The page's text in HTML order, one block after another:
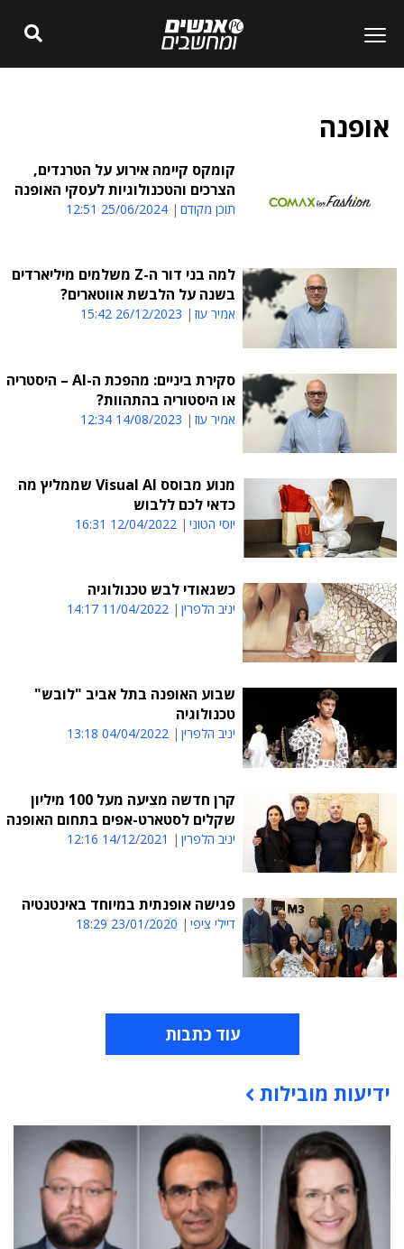
אופנה
קומקס קיימה אירוע על הטרנדים,
הצרכים והטכנולוגיות לעסקי האופנה
תוכן מקודם 25/06/2024 12:51
למה בני דור ה-Z משלמים מיליארדים
בשנה על הלבשת אווטארים?
אמיר עוז 26/12/2023 15:42
סקירת ביניים: מהפכת ה-AI – היסטריה
או היסטוריה בהתהוות?
אמיר עוז 14/08/2023 12:34
מנוע מבוסס Visual AI שממליץ מה
כדאי לכם ללבוש
יוסי הטוני 12/04/2022 16:31
כשגאודי לבש טכנולוגיה
יניב הלפרין 11/04/2022 14:17
שבוע האופנה בתל אביב "לובש"
טכנולוגיה
יניב הלפרין 04/04/2022 13:18
קרן חדשה מציעה מעל 100 מיליון
שקלים לסטארט-אפים בתחום האופנה
יניב הלפרין 14/12/2021 12:16
פגישה אופנתית במיוחד באינטנטיה
דיילי ציפי 23/01/2020 18:29
עוד כתבות
תוכן פרסומי
ידיעות מובילות